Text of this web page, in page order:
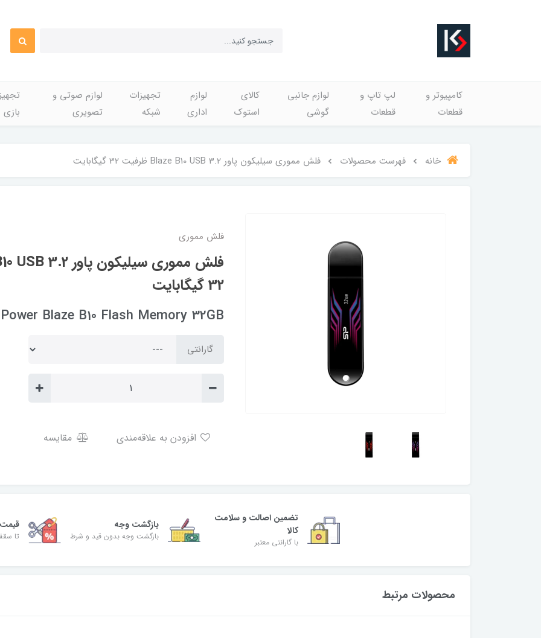
کامپیوتر و
قطعات
لپ تاپ و
قطعات
لوازم جانبی
گوشی
کالای
استوک
لوازم
اداری
تجهیزات
شبکه
لوازم صوتی و
تصویری
بازی
خانه فهرست محصولات فلش مموری سیلیکون پاور Blaze B10 USB 3.2 ظرفیت 32 گیگابایت
فلش مموری
32 گیگابایت
Blaze B10 Flash Memory 32GB
گارانتی
مقایسه
تضمین اصالت و سلامت
کالا
با گارانتی معتبر
بازگشت وجه
بازگشت وجه بدون قید و شرط تا سقف 30%
محصولات مرتبط